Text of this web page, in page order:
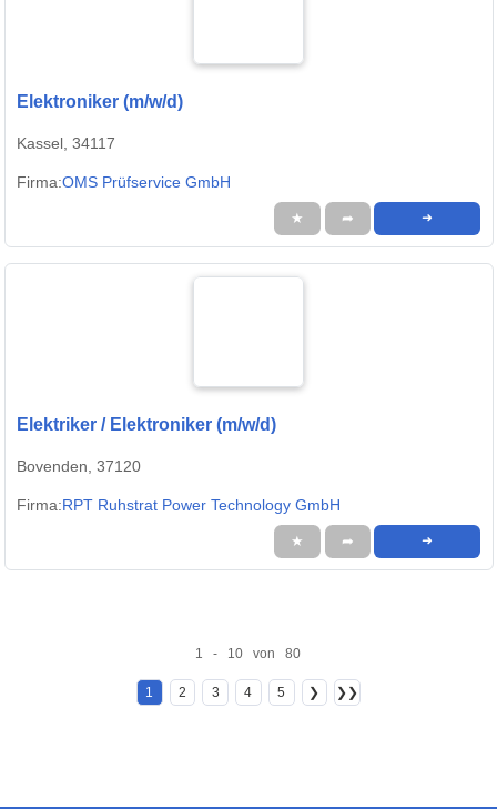
Elektroniker (m/w/d)
Kassel, 34117
Firma:OMS Prüfservice GmbH
★ ➦ ➜
Elektriker / Elektroniker (m/w/d)
Bovenden, 37120
Firma:RPT Ruhstrat Power Technology GmbH
★ ➦ ➜
1 - 10 von 80
1 2 3 4 5 ❯ ❯❯